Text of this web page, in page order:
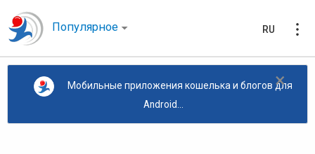
Популярное RU
×
Мобильные приложения кошелька и блогов для
Android...